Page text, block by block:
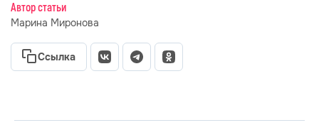
Автор статьи
Марина Миронова
Ссылка